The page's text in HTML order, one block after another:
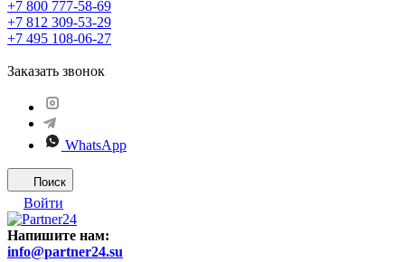
+7 800 777-58-69
+7 812 309-53-29
+7 495 108-06-27
Заказать звонок
WhatsApp
Поиск
Войти
Напишите нам:
info@partner24.su